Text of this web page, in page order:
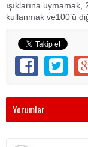
ışıklarına
kullanmak ve100’ü
Yorumlar